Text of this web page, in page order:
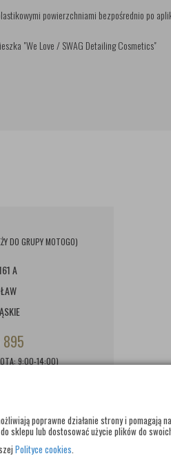
poprawne działanie strony i
sklepu lub dostosować użycie plików do
Polityce cookies.
powierzchniami bezpośrednio po
"We Love / SWAG Detailing Cosmetics"
DO GRUPY MOTOGO)
A
9:00-14:00)